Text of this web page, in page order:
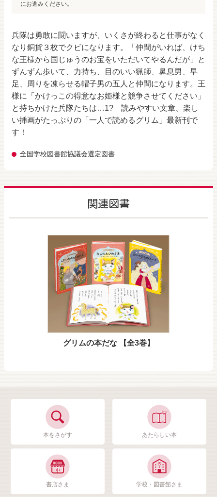
兵隊は勇敢に闘いますが、いくさが終わると仕事がなく
なり銅貨３枚でクビになります。「仲間がいれば、けち
な王様から国じゅうのお宝をいただいてやるんだが」と
ずんずん歩いて、力持ち、目のいい猟師、鼻息男、早
足、周りを凍らせる帽子男の五人と仲間になります。王
様に「かけっこの得意なお姫様と競争させてください」
と持ちかけた兵隊たちは…1? 読みやすい文章、楽し
い挿画がたっぷりの「一人で読めるグリム」最新刊で
す！
全国学校図書館協議会選定図書
にお進みください。
関連図書
グリムの本だな 【全3巻】
本をさがす あたらしい本
書店さま 学校・図書館さま